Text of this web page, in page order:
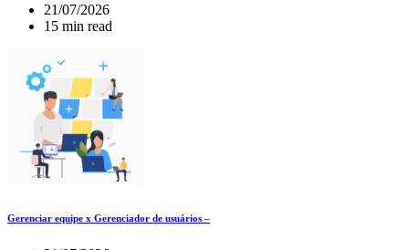
21/07/2026
15 min read
Gerenciar equipe x Gerenciador de usuários –